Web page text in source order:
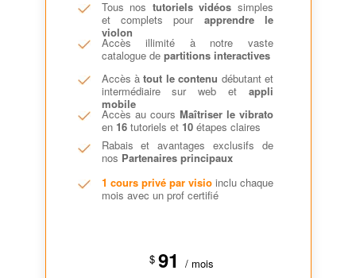
Tous nos tutoriels vidéos simples
et complets pour apprendre le
violon
Accès illimité à notre vaste
catalogue de partitions interactives
Accès àtout le contenu débutant et
intermédiaire sur web et appli
mobile
Accès au cours Maîtriser le vibrato
en 16tutoriels et 10étapes claires
Rabais et avantages exclusifs de
nos Partenaires principaux
1 cours privé par visioinclu chaque
mois avec un prof certifié
$ 91 / mois